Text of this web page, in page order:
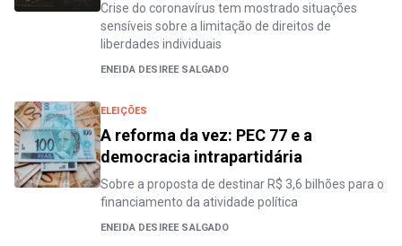
Crise do coronavírus tem mostrado situações
sensíveis sobre a limitação de direitos de
liberdades individuais
ENEIDA DESIREE SALGADO
ELEIÇÕES
A reforma da vez: PEC 77 e a
democracia intrapartidária
Sobre a proposta de destinar R$ 3,6 bilhões para o
financiamento da atividade política
ENEIDA DESIREE SALGADO